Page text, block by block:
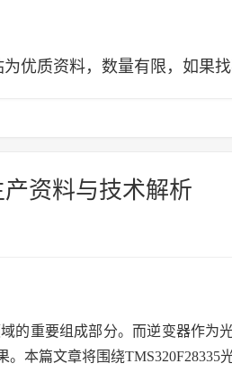
为优质资料，数量有限，如果
产资料与技术解析
的重要组成部分。而逆变器作为
本篇文章将围绕TMS320F28335